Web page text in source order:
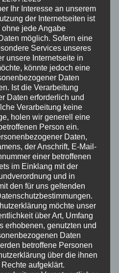
Dachboden, die auf
zu Liebesbetrügern im
ist alles dabei. Und
ein blasser blauer
Nachdenken bringen
an und lasst euch
Ihr Interesse an unserem
der Internetseiten ist
jede Angabe
möglich. Sofern eine
Services unseres
unsere Internetseite in
könnte jedoch eine
Daten
Ist die Verarbeitung
Daten erforderlich und
Verarbeitung keine
holen wir generell eine
Person ein.
Daten,
der Anschrift, E-Mail-
einer betroffenen
im Einklang mit der
und in
den für uns geltenden
möchte unser
über Art, Umfang
erhobenen, genutzten und
Daten
betroffene Personen
über die ihnen
aufgeklärt.